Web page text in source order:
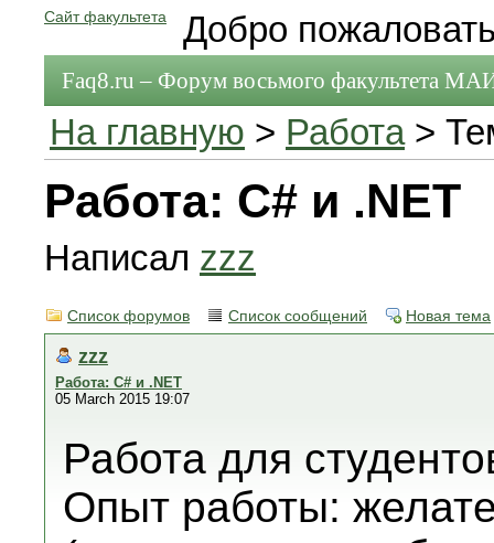
Сайт факультета Добро
Faq8.ru – Форум восьмого факультета
На главную > Работа>
Работа: C# и .NET
Написал zzz
Список форумов Список сообщений Новая тема
zzz
Работа: C# и .NET
05 March 2015 19:07
Работа для
Опыт работы: